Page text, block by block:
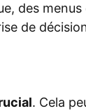
des
de
. Cela